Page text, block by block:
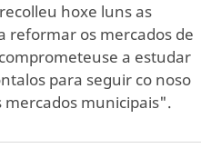
hoxe luns as
reformar os mercados de
a estudar
para seguir co noso
mercados municipais".